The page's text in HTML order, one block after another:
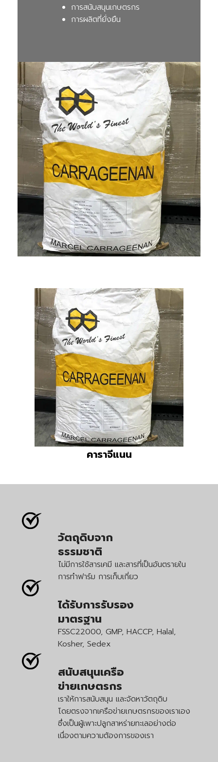
การสนับสนุนเกษตรกร
การผลิตที่ยั่งยืน
คาราจีแนน
วัตถุดิบจาก
ธรรมชาติ
ไม่มีการใช้สารเคมี และสารที่เป็นอันตรายใน
การทำฟาร์ม การเก็บเกี่ยว
ได้รับการรับรอง
มาตรฐาน
FSSC22000, GMP, HACCP, Halal,
Kosher, Sedex
สนับสนุนเครือ
ข่ายเกษตรกร
เราให้การสนับสนุน และจัดหาวัตถุดิบ
โดยตรงจากเครือข่ายเกษตรกรของเราเอง
ซึ่งเป็นผู้เพาะปลูกสาหร่ายทะเลอย่างต่อ
เนื่องตามความต้องการของเรา